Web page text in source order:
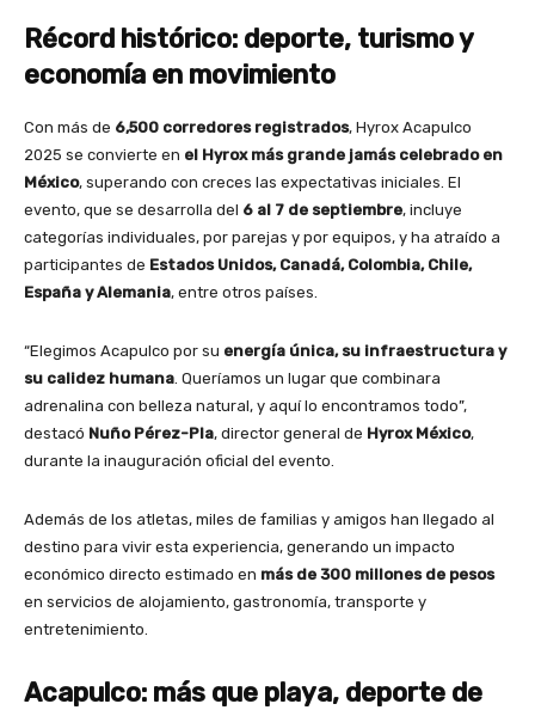
Récord histórico: deporte, turismo y
economía en movimiento
Con más de 6,500 corredores registrados, Hyrox Acapulco
2025 se convierte en el Hyrox más grande jamás celebrado en
México, superando con creces las expectativas iniciales. El
evento, que se desarrolla del 6 al 7 de septiembre, incluye
categorías individuales, por parejas y por equipos, y ha atraído a
participantes de Estados Unidos, Canadá, Colombia, Chile,
España y Alemania, entre otros países.
“Elegimos Acapulco por su energía única, su infraestructura y
su calidez humana . Queríamos un lugar que combinara
adrenalina con belleza natural, y aquí lo encontramos todo”,
destacó Nuño Pérez-Pla, director general de Hyrox México,
durante la inauguración oficial del evento.
Además de los atletas, miles de familias y amigos han llegado al
destino para vivir esta experiencia, generando un impacto
económico directo estimado en más de 300 millones de pesos
en servicios de alojamiento, gastronomía, transporte y
entretenimiento.
Acapulco: más que playa, deporte de